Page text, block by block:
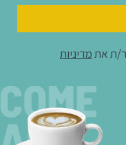
ת אתמדיניות